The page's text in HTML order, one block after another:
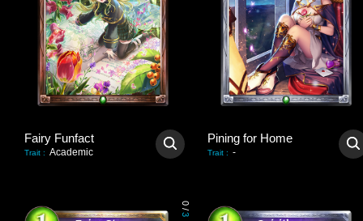
Fairy Funfact
Trait : Academic
Pining for Home
Trait : -
0
/
3